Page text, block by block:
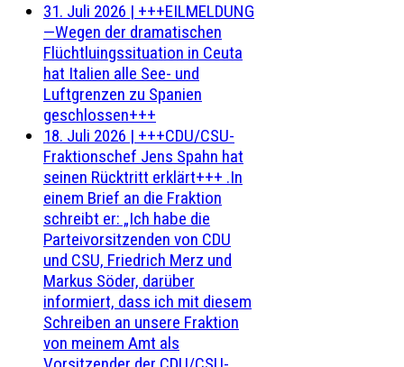
31. Juli 2026 | +++EILMELDUNG
—Wegen der dramatischen
Flüchtluingssituation in Ceuta
hat Italien alle See- und
Luftgrenzen zu Spanien
geschlossen+++
18. Juli 2026 | +++CDU/CSU-
Fraktionschef Jens Spahn hat
seinen Rücktritt erklärt+++ .In
einem Brief an die Fraktion
schreibt er: „Ich habe die
Parteivorsitzenden von CDU
und CSU, Friedrich Merz und
Markus Söder, darüber
informiert, dass ich mit diesem
Schreiben an unsere Fraktion
von meinem Amt als